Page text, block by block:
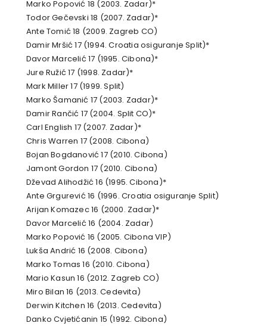
Marko Popović 18 (2003. Zadar)*
Todor Gečevski 18 (2007. Zadar)*
Ante Tomić 18 (2009. Zagreb CO)
Damir Mršić 17 (1994. Croatia osiguranje Split)*
Davor Marcelić 17 (1995. Cibona)*
Jure Ružić 17 (1998. Zadar)*
Mark Miller 17 (1999. Split)
Marko Šamanić 17 (2003. Zadar)*
Damir Rančić 17 (2004. Split CO)*
Carl English 17 (2007. Zadar)*
Chris Warren 17 (2008. Cibona)
Bojan Bogdanović 17 (2010. Cibona)
Jamont Gordon 17 (2010. Cibona)
Dževad Alihodžić 16 (1995. Cibona)*
Ante Grgurević 16 (1996. Croatia osiguranje Split)
Arijan Komazec 16 (2000. Zadar)*
Davor Marcelić 16 (2004. Zadar)
Marko Popović 16 (2005. Cibona VIP)
Lukša Andrić 16 (2008. Cibona)
Marko Tomas 16 (2010. Cibona)
Mario Kasun 16 (2012. Zagreb CO)
Miro Bilan 16 (2013. Cedevita)
Derwin Kitchen 16 (2013. Cedevita)
Danko Cvjetićanin 15 (1992. Cibona)